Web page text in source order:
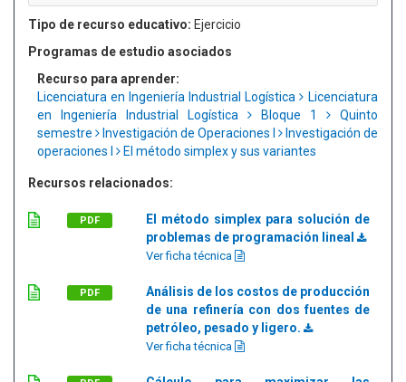
Tipo de recurso educativo: Ejercicio
Programas de estudio asociados
Recurso para aprender:
Licenciatura en Ingeniería Industrial Logística
Licenciatura
en Ingeniería Industrial Logística
Bloque 1
Quinto
semestre
Investigación de Operaciones I
Investigación de
operaciones I
El método simplex y sus variantes
Recursos relacionados:
PDF
El método simplex para solución de
problemas de programación lineal
Ver ficha técnica
PDF
Análisis de los costos de producción
de una refinería con dos fuentes de
petróleo, pesado y ligero.
Ver ficha técnica